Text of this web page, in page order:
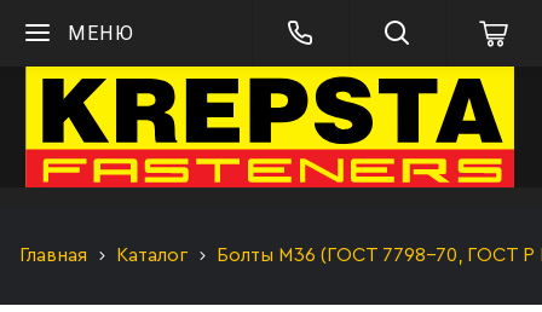
МЕНЮ
Главная Каталог Болты М36 (ГОСТ 7798-70, ГОСТ Р